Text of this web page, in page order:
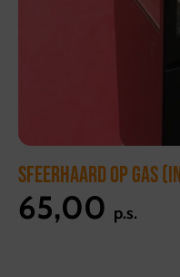
SFEERHAARD OP GAS
65,00 p.s.